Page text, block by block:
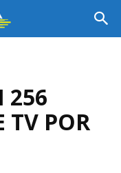
256
TV POR